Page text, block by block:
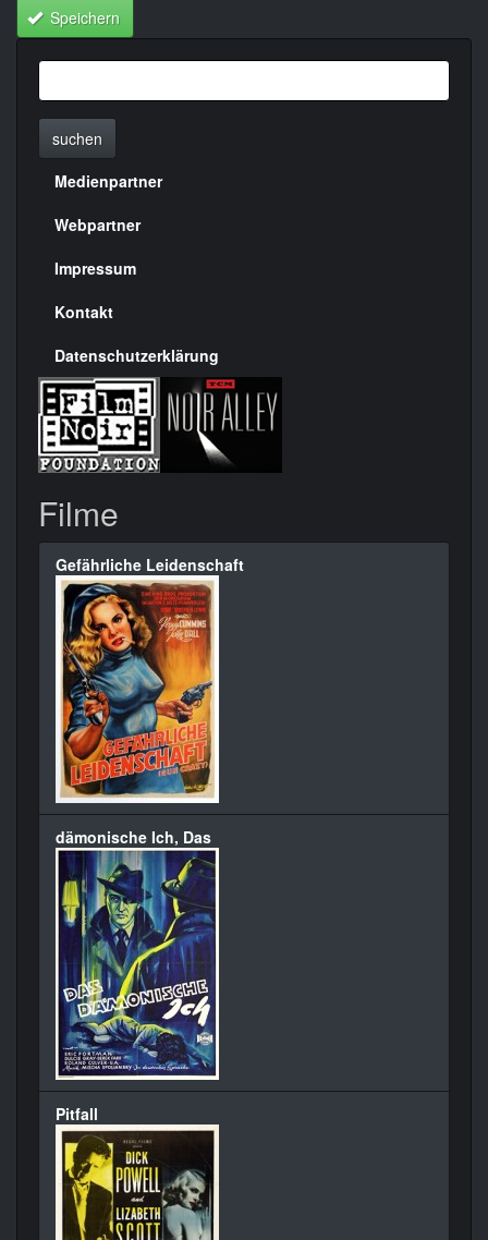
Speichern
suchen
Menülinks
rechte
Seite
Medienpartner
Webpartner
Impressum
Kontakt
Datenschutzerklärung
Filme
Gefährliche Leidenschaft
dämonische Ich, Das
Pitfall